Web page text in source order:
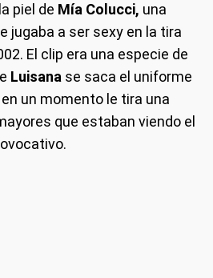
piel de Mía Colucci, una
jugaba a ser sexy en la tira
El clip era una especie de
Luisana se saca el uniforme
un momento le tira una
que estaban viendo el